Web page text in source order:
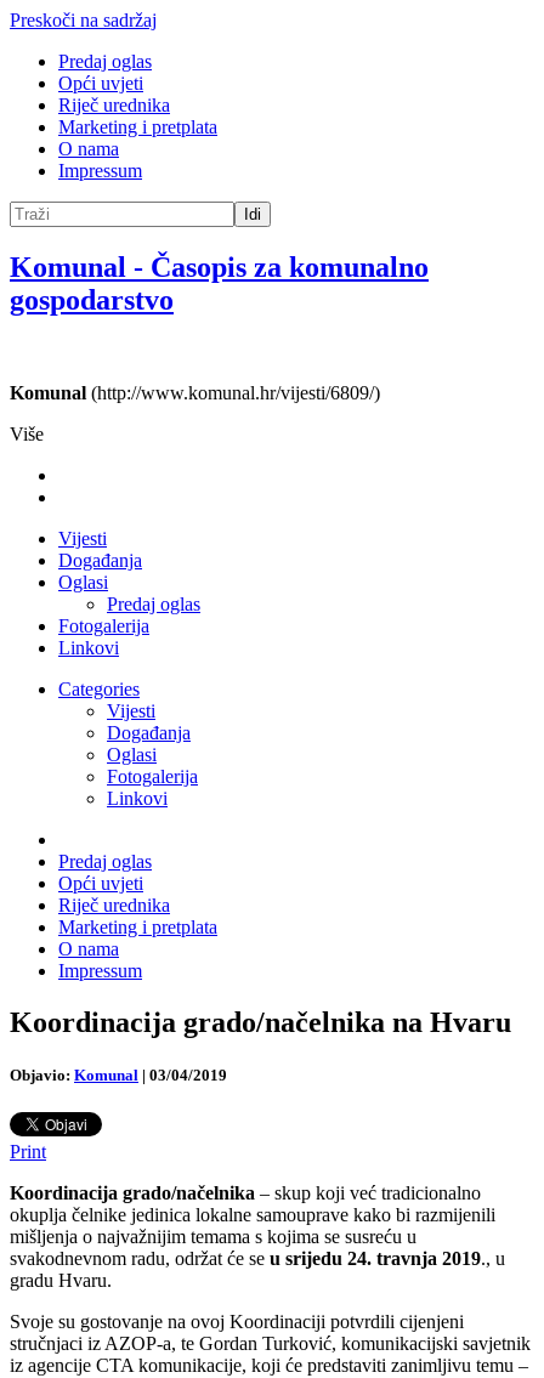
Preskoči na sadržaj
Predaj oglas
Opći uvjeti
Riječ urednika
Marketing i pretplata
O nama
Impressum
Idi
Komunal - Časopis za komunalno
gospodarstvo
Komunal (http://www.komunal.hr/vijesti/6809/)
Više
Vijesti
Događanja
Oglasi
Predaj oglas
Fotogalerija
Linkovi
Categories
Vijesti
Događanja
Oglasi
Fotogalerija
Linkovi
Predaj oglas
Opći uvjeti
Riječ urednika
Marketing i pretplata
O nama
Impressum
Koordinacija grado/načelnika na Hvaru
Objavio: Komunal | 03/04/2019
Print
Koordinacija grado/načelnika – skup koji već tradicionalno
okuplja čelnike jedinica lokalne samouprave kako bi razmijenili
mišljenja o najvažnijim temama s kojima se susreću u
svakodnevnom radu, održat će se u srijedu 24. travnja 2019., u
gradu Hvaru.
Svoje su gostovanje na ovoj Koordinaciji potvrdili cijenjeni
stručnjaci iz AZOP-a, te Gordan Turković, komunikacijski savjetnik
iz agencije CTA komunikacije, koji će predstaviti zanimljivu temu –